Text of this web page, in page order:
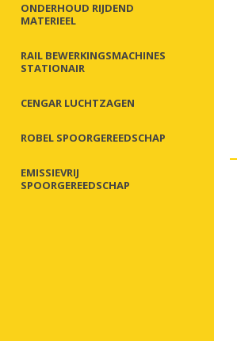
ONDERHOUD RIJDEND
MATERIEEL
RAIL BEWERKINGSMACHINES
STATIONAIR
CENGAR LUCHTZAGEN
ROBEL SPOORGEREEDSCHAP
EMISSIEVRIJ
SPOORGEREEDSCHAP